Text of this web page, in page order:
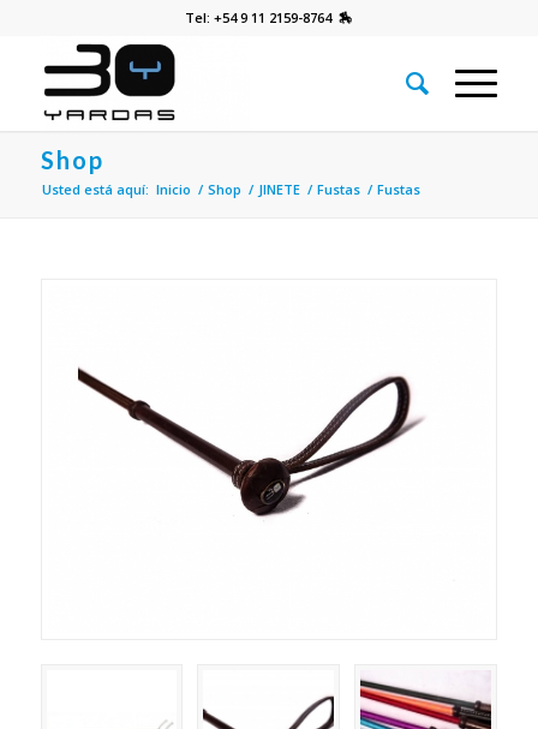
Tel: +54 9 11 2159-8764 🏇
Shop
Usted está aquí: Inicio / Shop / JINETE / Fustas / Fustas